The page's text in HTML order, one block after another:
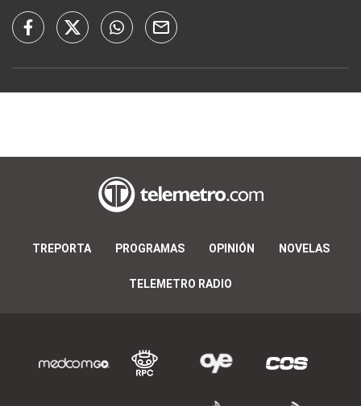
TREPORTA PROGRAMAS OPINIÓN NOVELAS
TELEMETRO RADIO